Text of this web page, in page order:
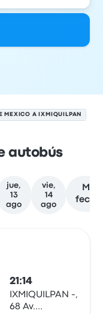
MEXICO A IXMIQUILPAN
autobús
jue,
13
ago
vie,
14
ago
Más
21:14
IXMIQUILPAN -,
68 Av.